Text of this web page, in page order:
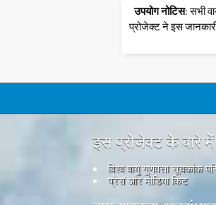
उपयोग नोटिस: सभी
प्रोजेक्ट ने इस
इस प्रोजेक्ट के बारे में
विश्व वायु गुणवत्ता सूचकांक
प्रेस और मीडिया किट